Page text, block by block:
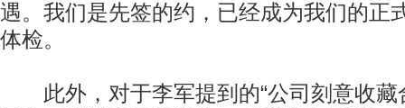
遇。我们是先签的约，已经成为我们的正
体检。
此外，对于李军提到的“公司刻意收藏